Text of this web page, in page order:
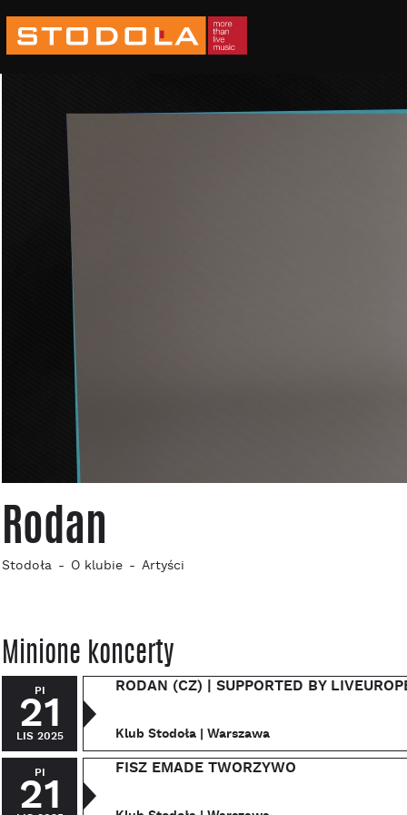
Rodan
Stodoła O klubie Artyści
Minione koncerty
PI
21
LIS 2025
RODAN (CZ) | SUPPORTED BY
Klub Stodoła | Warszawa
PI
21
FISZ EMADE TWORZYWO